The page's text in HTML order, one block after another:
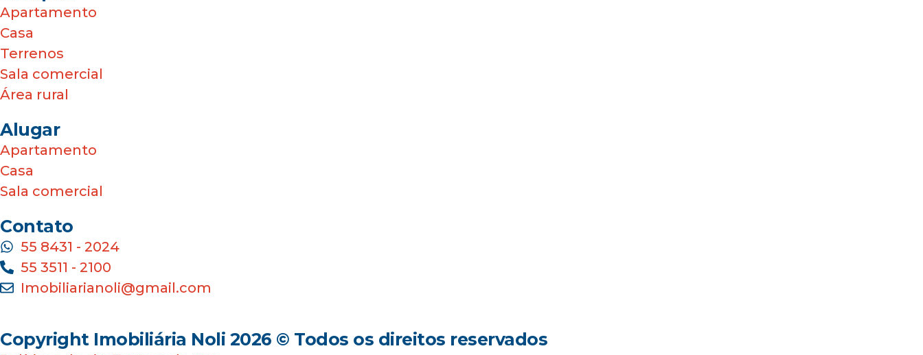
Apartamento
Casa
Terrenos
Sala comercial
Área rural
Alugar
Apartamento
Casa
Sala comercial
Contato
55 8431 - 2024
55 3511 - 2100
Imobiliarianoli@gmail.com
Copyright Imobiliária Noli 2026 © Todos os direitos reservados